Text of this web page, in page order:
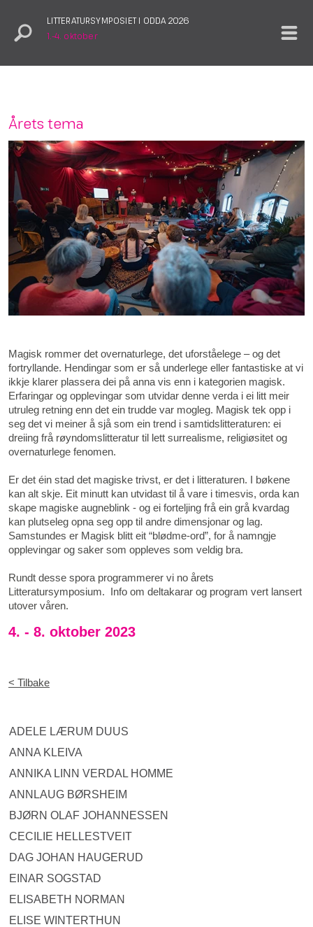
LITTERATURSYMPOSIET I ODDA 2026
1.–4. oktober
ADELE LÆRUM DUUS
ANNA KLEIVA
ANNIKA LINN VERDAL HOMME
ANNLAUG BØRSHEIM
BJØRN OLAF JOHANNESSEN
CECILIE HELLESTVEIT
DAG JOHAN HAUGERUD
EINAR SOGSTAD
ELISABETH NORMAN
ELISE WINTERTHUN
Årets tema
Magisk rommer det overnaturlege, det uforståelege – og det
fortryllande. Hendingar som er så underlege eller fantastiske at vi
ikkje klarer plassera dei på anna vis enn i kategorien magisk.
Erfaringar og opplevingar som utvidar denne verda i ei litt meir
utruleg retning enn det ein trudde var mogleg. Magisk tek opp i
seg det vi meiner å sjå som ein trend i samtidslitteraturen: ei
dreiing frå røyndomslitteratur til lett surrealisme, religiøsitet og
overnaturlege fenomen.
Er det éin stad det magiske trivst, er det i litteraturen. I bøkene
kan alt skje. Eit minutt kan utvidast til å vare i timesvis, orda kan
skape magiske augneblink - og ei forteljing frå ein grå kvardag
kan plutseleg opna seg opp til andre dimensjonar og lag.
Samstundes er Magisk blitt eit “blødme-ord”, for å namngje
opplevingar og saker som oppleves som veldig bra.
Rundt desse spora programmerer vi no årets
Litteratursymposium. Info om deltakarar og program vert lansert
utover våren.
4. - 8. oktober 2023
< Tilbake